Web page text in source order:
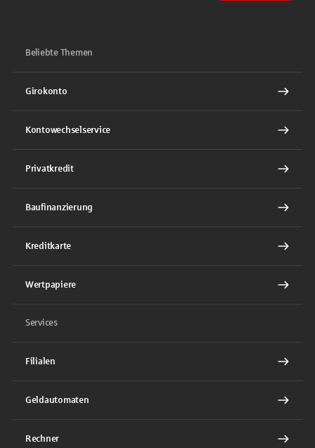
Beliebte Themen
Girokonto
Kontowechselservice
Privatkredit
Baufinanzierung
Kreditkarte
Wertpapiere
Services
Filialen
Geldautomaten
Rechner